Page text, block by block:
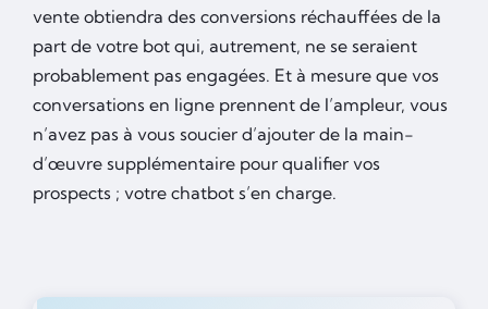
vente obtiendra des conversions réchauffées de la
part de votre bot qui, autrement, ne se seraient
probablement pas engagées. Et à mesure que vos
conversations en ligne prennent de l’ampleur, vous
n’avez pas à vous soucier d’ajouter de la main-
d’œuvre supplémentaire pour qualifier vos
prospects ; votre chatbot s’en charge.